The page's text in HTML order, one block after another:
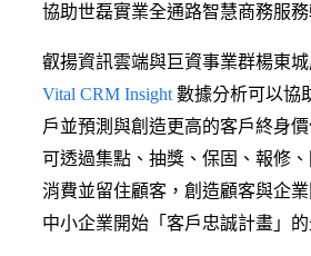
協助世磊實業全通路智慧商務服務
叡揚資訊雲端與巨資事業群楊東
Vital CRM Insight 數據分析可以協
戶並預測與創造更高的客戶終身價
可透過集點、抽獎、保固、報修
消費並留住顧客，創造顧客與企
中小企業開始「客戶忠誠計畫」的